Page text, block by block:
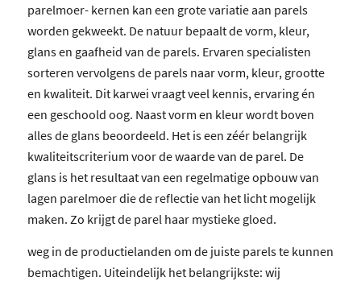
parelmoer- kernen kan een grote variatie aan parels
worden gekweekt. De natuur bepaalt de vorm, kleur,
glans en gaafheid van de parels. Ervaren specialisten
sorteren vervolgens de parels naar vorm, kleur, grootte
en kwaliteit. Dit karwei vraagt veel kennis, ervaring én
een geschoold oog. Naast vorm en kleur wordt boven
alles de glans beoordeeld. Het is een zéér belangrijk
kwaliteitscriterium voor de waarde van de parel. De
glans is het resultaat van een regelmatige opbouw van
lagen parelmoer die de reflectie van het licht mogelijk
maken. Zo krijgt de parel haar mystieke gloed.
weg in de productielanden om de juiste parels te kunnen
bemachtigen. Uiteindelijk het belangrijkste: wij